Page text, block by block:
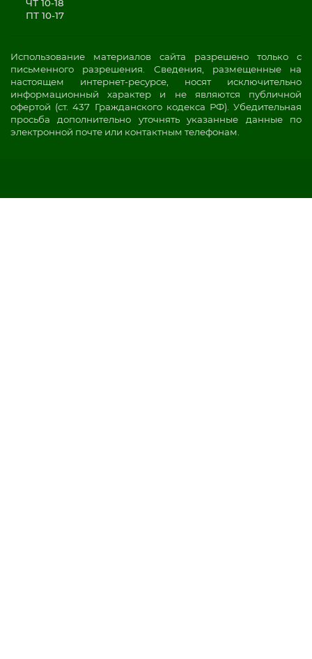
ЧТ 10-18
ПТ 10-17
Использование материалов сайта разрешено только с
письменного разрешения. Сведения, размещенные на
настоящем интернет-ресурсе, носят исключительно
информационный характер и не являются публичной
офертой (ст. 437 Гражданского кодекса РФ). Убедительная
просьба дополнительно уточнять указанные данные по
электронной почте или контактным телефонам.